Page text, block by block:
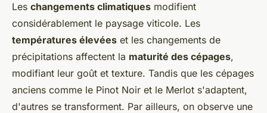
Les changements climatiques modifient
considérablement le paysage viticole. Les
températures élevées et les changements de
précipitations affectent la maturité des cépages,
modifiant leur goût et texture. Tandis que les cépages
anciens comme le Pinot Noir et le Merlot s'adaptent,
d'autres se transforment. Par ailleurs, on observe une